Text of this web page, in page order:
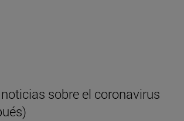
sobre el coronavirus